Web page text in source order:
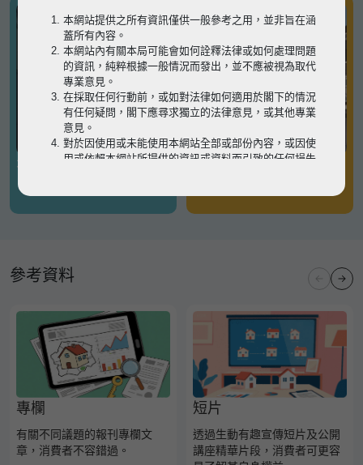
有關凶宅
參考資料
專欄
有關不同議題的報刊專欄文
章，消費者不容錯過。
短片
透過生動有趣宣傳短片及公開
講座精華片段，消費者可更容
本網站提供之所有資訊僅供一般參考之用，並非旨在涵
蓋所有內容。
本網站內有關本局可能會如何詮釋法律或如何處理問題
的資訊，純粹根據一般情況而發出，並不應被視為取代
專業意見。
在採取任何行動前，或如對法律如何適用於閣下的情況
有任何疑問，閣下應尋求獨立的法律意見，或其他專業
意見。
對於因使用或未能使用本網站全部或部份內容，或因使
用或依賴本網站所提供的資訊或資料而引致的任何損失
瀏覽以細閱本網站使用條款的完整版本。如有任